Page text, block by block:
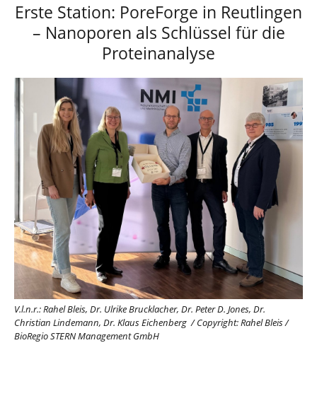
Erste Station: PoreForge in Reutlingen
– Nanoporen als Schlüssel für die
Proteinanalyse
V.l.n.r.: Rahel Bleis, Dr. Ulrike Brucklacher, Dr. Peter D. Jones, Dr.
Christian Lindemann, Dr. Klaus Eichenberg /Copyright: Rahel Bleis /
BioRegio STERN Management GmbH